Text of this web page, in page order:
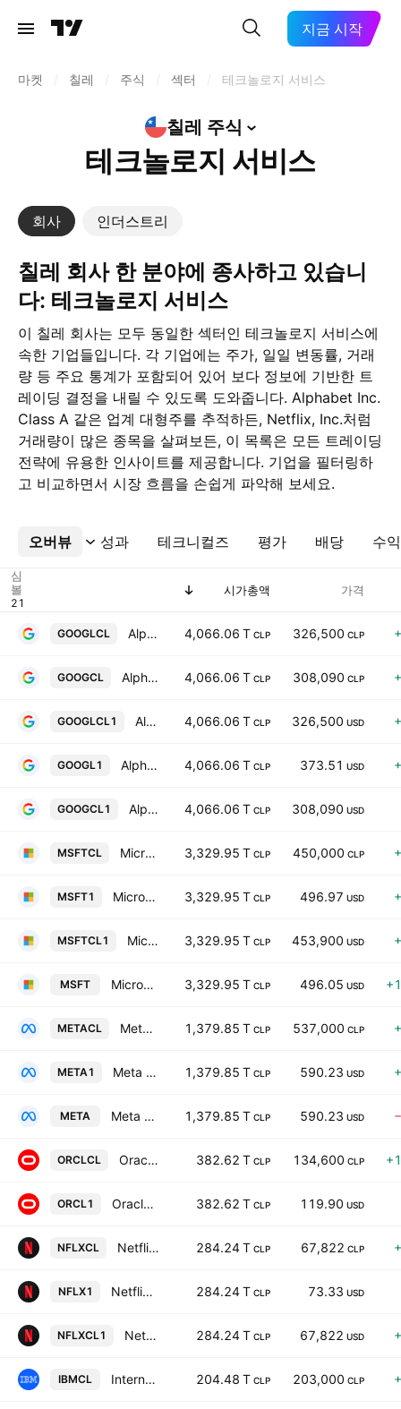
지금 시작
마켓 칠레 주식 섹터 테크놀로지 서비스
칠레 주식
테크놀로지 서비스
회사 인더스트리
칠레 회사 한 분야에 종사하고 있습니
다: 테크놀로지 서비스
이 칠레 회사는 모두 동일한 섹터인 테크놀로지 서비스에
속한 기업들입니다. 각 기업에는 주가, 일일 변동률, 거래
량 등 주요 통계가 포함되어 있어 보다 정보에 기반한 트
레이딩 결정을 내릴 수 있도록 도와줍니다. Alphabet Inc.
Class A 같은 업계 대형주를 추적하든, Netflix, Inc.처럼
거래량이 많은 종목을 살펴보든, 이 목록은 모든 트레이딩
전략에 유용한 인사이트를 제공합니다. 기업을 필터링하
고 비교하면서 시장 흐름을 손쉽게 파악해 보세요.
오버뷰 성과 테크니컬즈 평가 배당 수
더보기
심
볼
시가총액 가격
GOOGLCL Alphabet Inc. Class A 4,066.06 T CLP 326,500 CLP
GOOGCL Alphabet Inc. Class C 4,066.06 T CLP 308,090 CLP
GOOGLCL1 Alphabet Inc. Class A 4,066.06 T CLP 326,500 USD
GOOGL1 Alphabet Inc. Class A 4,066.06 T CLP 373.51 USD
GOOGCL1 Alphabet Inc. Class C 4,066.06 T CLP 308,090 USD
MSFTCL Microsoft Corporation 3,329.95 T CLP 450,000 CLP
MSFT1 Microsoft Corporation 3,329.95 T CLP 496.97 USD
MSFTCL1 Microsoft Corporation 3,329.95 T CLP 453,900 USD
MSFT Microsoft Corporation 3,329.95 T CLP 496.05 USD
METACL Meta Platforms Inc Class A 1,379.85 T CLP 537,000 CLP
META1 Meta Platforms Inc Class A 1,379.85 T CLP 590.23 USD
META Meta Platforms Inc Class A 1,379.85 T CLP 590.23 USD
ORCLCL Oracle Corporation 382.62 T CLP 134,600 CLP
ORCL1 Oracle Corporation 382.62 T CLP 119.90 USD
NFLXCL Netflix, Inc. 284.24 T CLP 67,822 CLP
NFLX1 Netflix, Inc. 284.24 T CLP 73.33 USD
NFLXCL1 Netflix, Inc. 284.24 T CLP 67,822 USD
IBMCL International Business Machines Corporation 204.48 T CLP 203,000 CLP